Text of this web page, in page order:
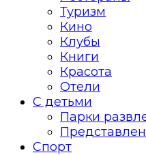
Туризм
Кино
Клубы
Книги
Красота
Отели
С детьми
Парки
Спорт